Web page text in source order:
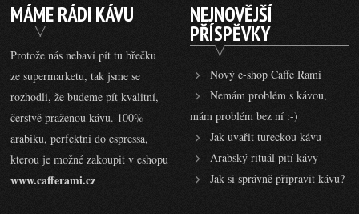
MÁME RÁDI KÁVU
Protože nás nebaví pít tu břečku
ze supermarketu, tak jsme se
rozhodli, že budeme pít kvalitní,
čerstvě praženou kávu. 100%
arabiku, perfektní do espressa,
kterou je možné zakoupit v eshopu
www.cafferami.cz
NEJNOVĚJŠÍ
PŘÍSPĚVKY
Nový e-shop Caffe Rami
Nemám problém s kávou,
mám problém bez ní :-)
Jak uvařit tureckou kávu
Arabský rituál pití kávy
Jak si správně připravit kávu?